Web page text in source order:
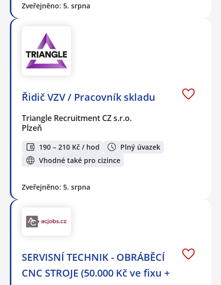
Zveřejněno: 5. srpna
Řidič VZV / Pracovník skladu
Triangle Recruitment CZ s.r.o.
Plzeň
190 – 210 Kč / hod
Plný úvazek
Vhodné také pro cizince
Zveřejněno: 5. srpna
SERVISNÍ TECHNIK - OBRÁBĚCÍ
CNC STROJE (50.000 Kč ve fixu +